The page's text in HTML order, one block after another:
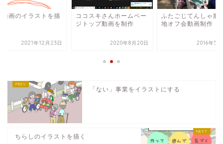
動画のイラストを描
2021年12月23日
ココスキさんホームペー
ジトップ動画を制作
2020年8月20日
ふたごじてんしゃ服
地オフ会動画制作
2016年5
「ない」事業をイラストにする
ちらしのイラストを描く